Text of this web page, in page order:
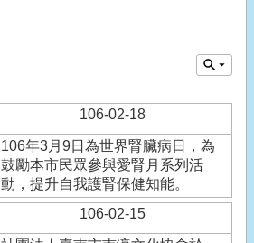
106-02-18
106年3月9日為世界腎臟病日，為
鼓勵本市民眾參與愛腎月系列活
動，提升自我護腎保健知能。
106-02-15